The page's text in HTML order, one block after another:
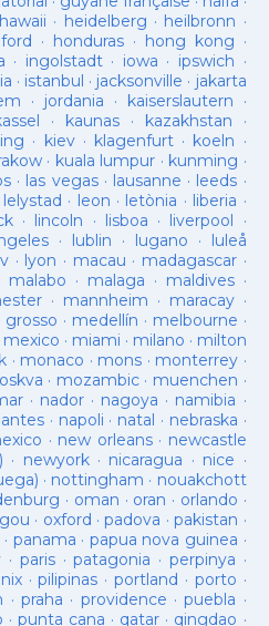
hawaii · heidelberg · heilbronn ·
· honduras· hong kong ·
· ingolstadt· iowa · ipswich ·
· istanbul · jacksonville · jakarta
· jordania · kaiserslautern ·
· kaunas· kazakhstan ·
· kiev· klagenfurt · koeln ·
· kuala lumpur · kunming ·
· las vegas· lausanne · leeds ·
lelystad · leon · letònia · liberia ·
· lincoln · lisboa · liverpool ·
· lublin · lugano · luleå
· lyon · macau · madagascar·
malabo · malaga · maldives·
· mannheim · maracay·
· medellín · melbourne ·
mexico · miami · milano · milton
· monaco · mons · monterrey ·
· mozambic· muenchen ·
· nador · nagoya · namibia ·
· napoli · natal · nebraska ·
· new orleans· newcastle
· newyork· nicaragua · nice ·
· nottingham · nouakchott
· oman · oran · orlando ·
· oxford ·padova ·pakistan ·
· panama · papua nova guinea ·
· paris·patagonia · perpinya ·
·pilipinas ·portland · porto ·
·praha · providence ·puebla ·
·punta cana · qatar · qingdao ·